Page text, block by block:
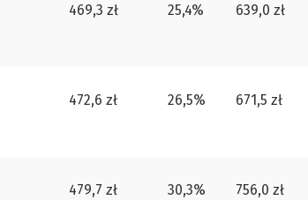
469,3 zł 25,4% 639,0 zł
472,6 zł 26,5% 671,5 zł
479,7 zł 30,3% 756,0 zł